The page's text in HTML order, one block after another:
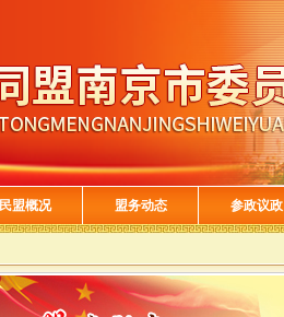
民盟概况 盟务动态 参政议政